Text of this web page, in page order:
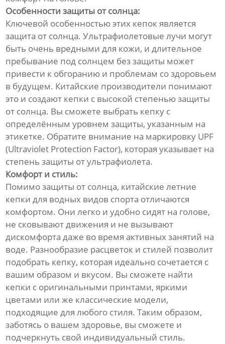
Особенности защиты от солнца:
Ключевой особенностью этих кепок является
защита от солнца. Ультрафиолетовые лучи могут
быть очень вредными для кожи, и длительное
пребывание под солнцем без защиты может
привести к обгоранию и проблемам со здоровьем
в будущем. Китайские производители понимают
это и создают кепки с высокой степенью защиты
от солнца. Вы сможете выбрать кепку с
определённым уровнем защиты, указанным на
этикетке. Обратите внимание на маркировку UPF
(Ultraviolet Protection Factor), которая указывает на
степень защиты от ультрафиолета.
Комфорт и стиль:
Помимо защиты от солнца, китайские летние
кепки для водных видов спорта отличаются
комфортом. Они легко и удобно сидят на голове,
не сковывают движения и не вызывают
дискомфорта даже во время активных занятий на
воде. Разнообразие расцветок и стилей позволит
подобрать кепку, которая идеально сочетается с
вашим образом и вкусом. Вы сможете найти
кепки с оригинальными принтами, яркими
цветами или же классические модели,
подходящие для любого стиля. Таким образом,
заботясь о вашем здоровье, вы сможете и
подчеркнуть свой индивидуальный стиль.